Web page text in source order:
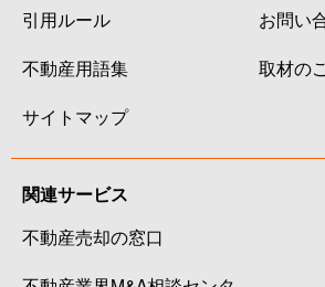
引用ルール
不動産用語集
サイトマップ
お問い
取材の
関連サービス
不動産売却の窓口